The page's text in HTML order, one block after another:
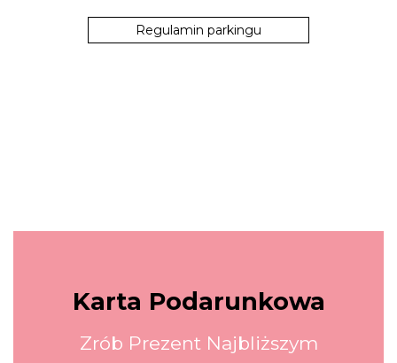
Regulamin parkingu
Karta Podarunkowa
Zrób Prezent Najbliższym